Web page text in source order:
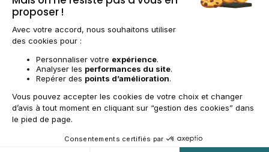
Mentions légales & CGU
Conditions générales de venteDonnées personnelles
AccessibilitéPlan du site
BE-FR | €